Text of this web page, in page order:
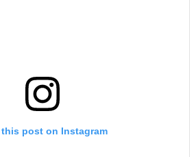
this post on Instagram